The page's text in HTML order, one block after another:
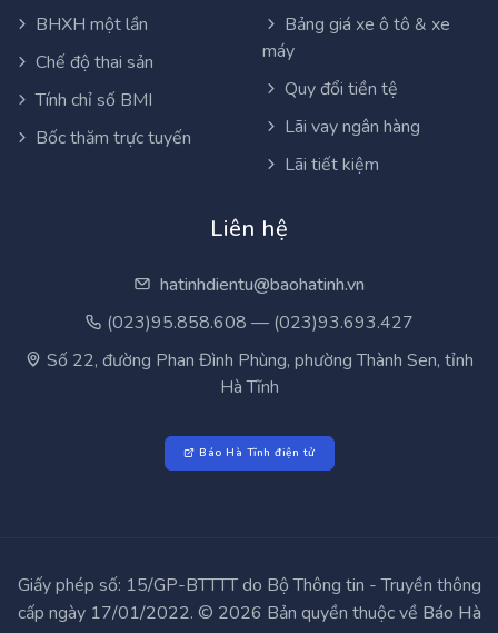
BHXH một lần
Chế độ thai sản
Tính chỉ số BMI
Bốc thăm trực tuyến
Bảng giá xe ô tô & xe
máy
Quy đổi tiền tệ
Lãi vay ngân hàng
Lãi tiết kiệm
Liên hệ
hatinhdientu@baohatinh.vn
(023)95.858.608 — (023)93.693.427
Số 22, đường Phan Đình Phùng, phường Thành Sen, tỉnh
Hà Tĩnh
Báo Hà Tĩnh điện tử
Giấy phép số: 15/GP-BTTTT do Bộ Thông tin - Truyền thông
cấp ngày 17/01/2022. © 2026 Bản quyền thuộc về Báo Hà